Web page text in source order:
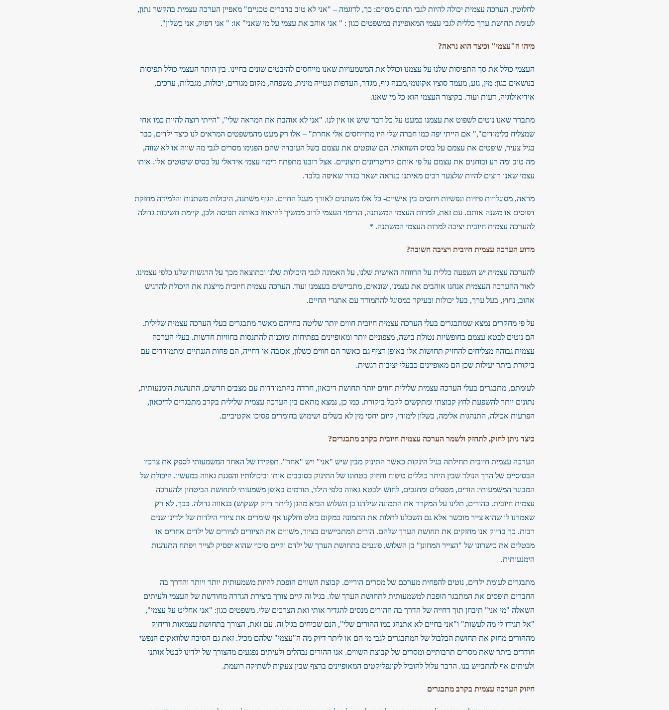
לחלוטין. הערכה עצמית יכולה להיות לגבי תחום מסוים: כך, לדוגמה – "אני לא טוב בדברים טכניים" מאפיין הערכה עצמית בהקשר נתון,
לעומת תחושת ערך כללית לגבי עצמי המאופיינת במשפטים כגון : " אני אוהב את עצמי על מי שאני" או: " אני דפוק, אני כשלון".
מיהו ה"עצמי" וכיצד הוא נראה?
העצמי כולל את סך התפיסות שלנו על עצמנו וכולל את המשמעויות שאנו מייחסים להיבטים שונים בחיינו. בין היתר העצמי כולל תפיסות
בנושאים כגון: מין, גזע, מעמד סוציו אקונומי,מבנה גוף, מגדר, העדפות ונטייה מינית, משפחה, מקום מגורים, יכולות, מגבלות, ערכים,
אידיאולוגיה, דעות ועוד. בקיצור העצמי הוא כל מי שאנו.
מתברר שאנו נוטים לשפוט את עצמנו כמעט על כל דבר שיש או אין לנו. "אני לא אוהבת את המראה שלי", "הייתי רוצה להיות כמו אחי
שמצליח בלימודים"," אם הייתי יפה כמו חברה שלי היו מתייחסים אלי אחרת" – אלו רק מעט מהמשפטים המראים לנו כיצד ילדים, כבר
בגיל צעיר, שופטים את עצמם על בסיס השוואתי. הם שופטים את עצמם בשל העובדה שהם הפנימו מסרים לגבי מה שווה או לא שווה,
מה טוב ומה רע ובוחנים את עצמם על פי אותם קריטריונים חיצוניים. אצל רובנו מתפתח דימוי עצמי אידאלי על בסיס שיפוטים אלו. אותו
עצמי שאנו רוצים להיות שלצער רבים מאיתנו כנראה ישאר בגדר שאיפה בלבד.
מראה, מסוגלויות פיזיות ונפשיות ויחסים בין אישיים- כל אלו משתנים לאורך מעגל החיים. הגוף משתנה, היכולות משתנות והלמידה מחזקת
דפוסים או משנה אותם. עם זאת, למרות העצמי המשתנה, הדימוי העצמי לרוב ממשיך להיאחז באותה תפיסה ולכן, קיימת חשיבות גדולה
להערכה עצמית חיובית יציבה למרות העצמי המשתנה. *
מדוע הערכה עצמית חיובית ויציבה חשובה?
להערכה עצמית יש השפעה כללית על הרווחה האישית שלנו, על האמונה לגבי היכולות שלנו וכתוצאה מכך על הרגשות שלנו כלפי עצמינו.
לאור ההערכה העצמית אנחנו אוהבים את עצמנו, שונאים, מתביישים בעצמנו ועוד. הערכה עצמית חיובית מייצגת את היכולת להרגיש
אהוב, נחוץ, בעל ערך, בעל יכולות ובעיקר כמסוגל להתמודד עם אתגרי החיים.
על פי מחקרים נמצא שמתבגרים בעלי הערכה עצמית חיובית חווים יותר שליטה בחייהם מאשר מתבגרים בעלי הערכה עצמית שלילית.
הם נוטים לבטא עצמם בחופשיות נטולת בושה, מצפוניים יותר ומאופיינים בפתיחות ומוכנות להתנסות בחוויות חדשות. בעלי הערכה
עצמית גבוהה מצליחים להחזיק תחושות אלו באופן רציף גם כאשר הם חווים כשלון, אכזבה או דחייה, הם פחות הגנתיים ומתמודדים עם
ביקורת ביתר יעילות שכן הם מאופיינים כבעלי יציבות רגשית.
לעומתם, מתבגרים בעלי הערכה עצמית שלילית חווים יותר תחושת דיכאון, חרדה בהתמודדות עם מצבים חדשים, התנהגות הימנעותית,
נתונים יותר להשפעת לחץ קבוצתי ומתקשים לקבל ביקורת. כמו כן, נמצא מתאם בין הערכה עצמית שלילית בקרב מתבגרים לדיכאון,
הפרעות אכילה, התנהגות אלימה, כשלון לימודי, קיום יחסי מין לא בשלים ושימוש בחומרים פסיכו אקטיביים.
כיצד ניתן לחזק, לתחזק ולשמר הערכה עצמית חיובית בקרב מתבגרים?
הערכה עצמית חיובית תחילתה בגיל הינקות כאשר התינוק מבין שיש "אני" ויש "אחר". תפקידו של האחר המשמעותי לספק את צרכיו
הבסיסיים של הרך הנולד שבין היתר כוללים טיפוח וחיזוק בטחונו של התינוק בסובבים אותו וביכולותיו והפגנת גאווה במעשיו. היכולת של
המבוגר המשמעותי: הורים, מטפלים ומחנכים, לחוש ולבטא גאווה כלפי הילד, תורמים באופן משמעותי לתחושת הביטחון ולהערכה
עצמית חיובית. כהורים, תלינו על המקרר את התמונה שילדנו בן השלוש הביא מהגן (ליתר דיוק קשקוש) בגאווה גדולה. בכך, לא רק
שאמרנו לו שהוא צייר מוכשר אלא גם השכלנו לתלות את התמונה במקום בולט וחלקנו אף שומרים את ציורי הילדות של ילדינו שנים
רבות. כך בדיוק אנו מחזקים את תחושת הערך שלהם. הורים המתביישים בציור, משווים את הציורים לציורים של ילדים אחרים או
מבטלים את כישרונו של "הצייר המחונן" בן השלוש, פוגעים בתחושת הערך של ילדם וקיים סיכוי שהוא יפסיק לצייר ויפתח התנהגות
הימנעותית.
מתבגרים לעומת ילדים, נוטים להפחית מערכם של מסרים הוריים. קבוצת השווים הופכת להיות משמעותית יותר ויותר והדרך בה
החברים תופסים את המתבגר הופכת למשמעותית לתחושת הערך שלו. בגיל זה קיים צורך ביצירת הגדרה מחודשת של העצמי ולעיתים
השאלה "מי אני" תיבחן תוך דחייה של הדרך בה ההורים מנסים להגדיר אותי ואת הצרכים שלי. משפטים כגון: "אני אחליט על עצמי",
"אל תגידו לי מה לעשות" ו"אני בחיים לא אתנהג כמו ההורים שלי", הנם שכיחים בגיל זה. עם זאת, הצורך בתחושת עצמאות וריחוק
מההורים מחזק את תחושת הבלבול של המתבגרים לגבי מי הם או ליתר דיוק מה ה"עצמי" שלהם מכיל. זאת גם הסיבה שלוואקום הנפשי
חודרים ביתר שאת מסרים תרבותיים ומסרים של קבוצת השווים. אנו ההורים נבהלים ולעיתים נפגעים מהצורך של ילדינו לבטל אותנו
ולעיתים אף להתבייש בנו. הדבר עלול להוביל לקונפליקטים המאופיינים ברצף שבין צעקות לשתיקה רועמת.
חיזוק הערכה עצמית בקרב מתבגרים